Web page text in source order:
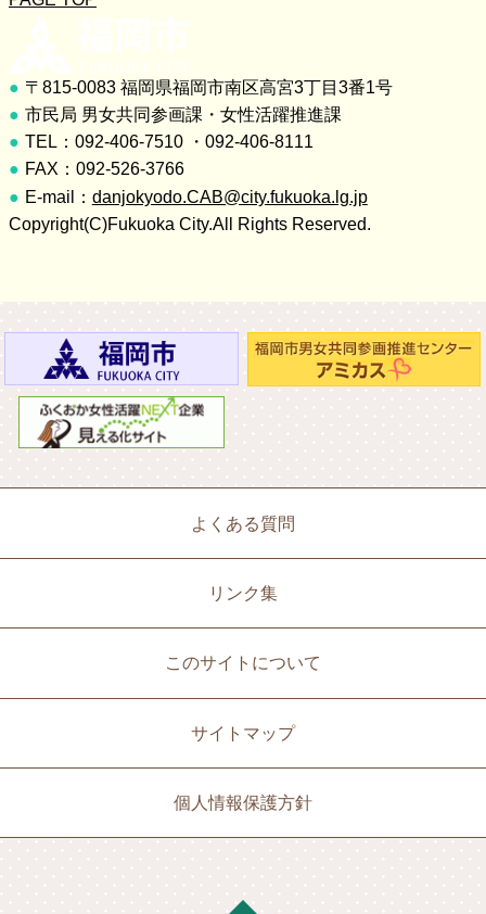
〒815-0083 福岡県福岡市南区高宮3丁目3番1号
市民局 男女共同参画課・女性活躍推進課
TEL：092-406-7510 ・092-406-8111
FAX：092-526-3766
E-mail： danjokyodo.CAB@city.fukuoka.lg.jp
Copyright(C)Fukuoka City.All Rights Reserved.
よくある質問
リンク集
このサイトについて
サイトマップ
個人情報保護方針